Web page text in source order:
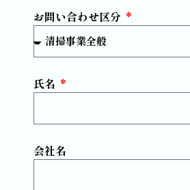
お問い合わせ区分
氏名
会社名